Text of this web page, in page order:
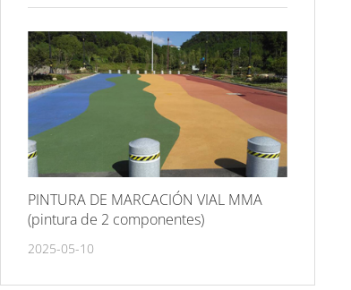
PINTURA DE MARCACIÓN VIAL MMA
(pintura de 2 componentes)
2025-05-10